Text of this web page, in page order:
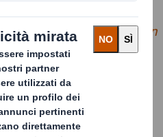
dellaFondazione Ellen
cambiamento